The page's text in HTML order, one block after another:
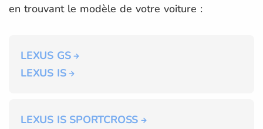
en trouvant le modèle de votre voiture :
LEXUS GS
LEXUS IS
LEXUS IS SPORTCROSS